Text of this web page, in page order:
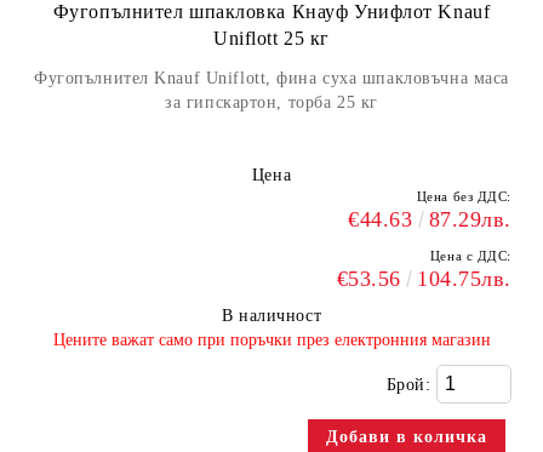
Фугопълнител шпакловка Кнауф Унифлот Knauf
Uniflott 25 кг
Фугопълнител Knauf Uniflott, фина суха шпакловъчна маса
за гипскартон, торба 25 кг
Цена
Цена без ДДС:
€44.63 87.29лв.
Цена с ДДС:
€53.56 104.75лв.
В наличност
​Цените важат само при поръчки през електронния магазин
Брой: